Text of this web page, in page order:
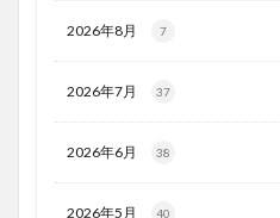
2026年8月 7
2026年7月 37
2026年6月 38
2026年5月 40